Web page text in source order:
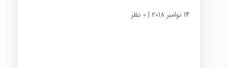
14 نوامبر 2018 | 0 نظر